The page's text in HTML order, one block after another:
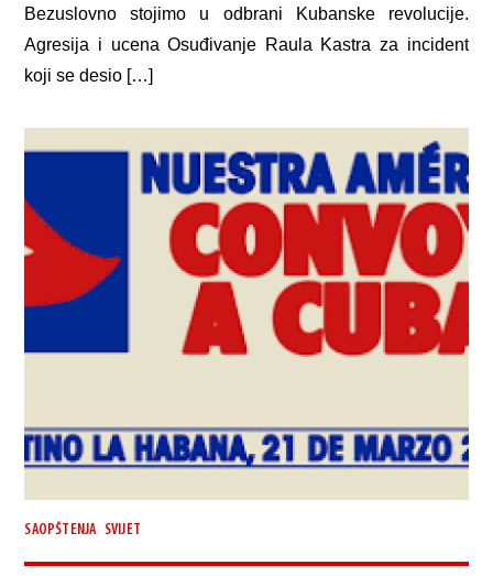
Bezuslovno stojimo u odbrani Kubanske revolucije.
Agresija i ucena Osuđivanje Raula Kastra za incident
koji se desio […]
SAOPŠTENJA SVIJET